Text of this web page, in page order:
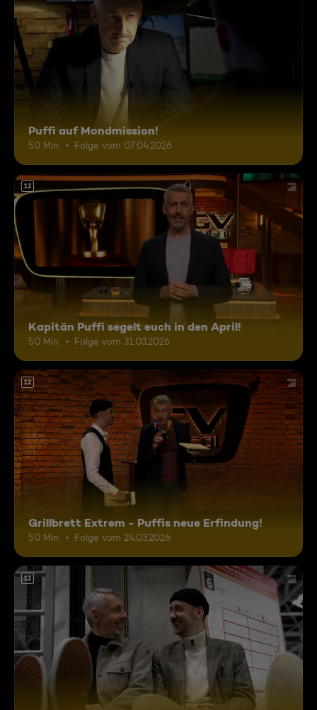
Puffi auf Mondmission!
50 Min. Folge vom 07.04.2026
12
Kapitän Puffi segelt euch in den April!
50 Min. Folge vom 31.03.2026
12
Grillbrett Extrem - Puffis neue Erfindung!
50 Min. Folge vom 24.03.2026
12